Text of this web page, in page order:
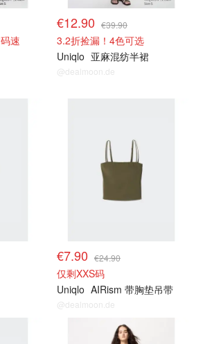
速
€12.90 €39.90
3.2折捡漏！4色可选
Uniqlo 亚麻混纺半裙
@dealmoon.de
€7.90 €24.90
仅剩XXS码
Uniqlo AIRism 带胸垫吊带
@dealmoon.de